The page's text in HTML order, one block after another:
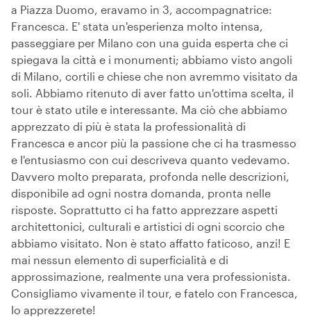
a Piazza Duomo, eravamo in 3, accompagnatrice:
Francesca. E' stata un'esperienza molto intensa,
passeggiare per Milano con una guida esperta che ci
spiegava la città e i monumenti; abbiamo visto angoli
di Milano, cortili e chiese che non avremmo visitato da
soli. Abbiamo ritenuto di aver fatto un'ottima scelta, il
tour è stato utile e interessante. Ma ciò che abbiamo
apprezzato di più è stata la professionalità di
Francesca e ancor più la passione che ci ha trasmesso
e l'entusiasmo con cui descriveva quanto vedevamo.
Davvero molto preparata, profonda nelle descrizioni,
disponibile ad ogni nostra domanda, pronta nelle
risposte. Soprattutto ci ha fatto apprezzare aspetti
architettonici, culturali e artistici di ogni scorcio che
abbiamo visitato. Non è stato affatto faticoso, anzi! E
mai nessun elemento di superficialità e di
approssimazione, realmente una vera professionista.
Consigliamo vivamente il tour, e fatelo con Francesca,
lo apprezzerete!